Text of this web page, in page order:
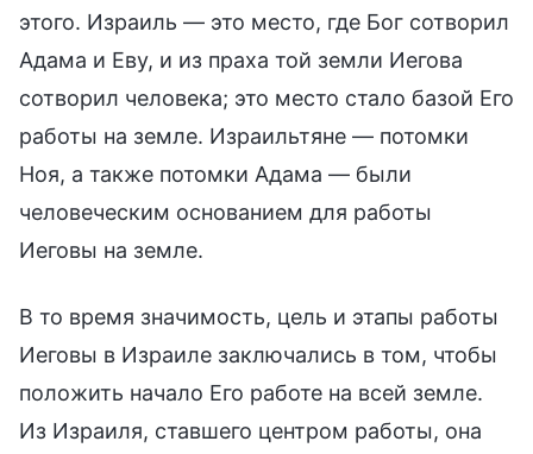
этого. Израиль — это место, где Бог сотворил
Адама и Еву, и из праха той земли Иегова
сотворил человека; это место стало базой Его
работы на земле. Израильтяне — потомки
Ноя, а также потомки Адама — были
человеческим основанием для работы
Иеговы на земле.
В то время значимость, цель и этапы работы
Иеговы в Израиле заключались в том, чтобы
положить начало Его работе на всей земле.
Из Израиля, ставшего центром работы, она